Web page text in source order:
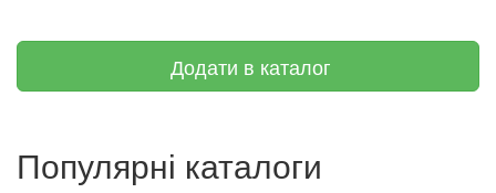
Додати в каталог
Популярні каталоги